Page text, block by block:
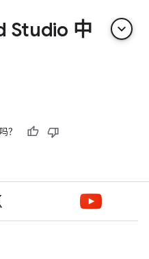
Studio 中
keyboard_arrow_down
？